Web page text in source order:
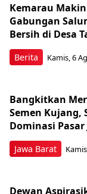
Berita
Kemarau
Gabungan
Bersih di Desa
Kamis, 6
Jawa Barat
Bangkitkan
Semen Kujang,
Dominasi
Dewan